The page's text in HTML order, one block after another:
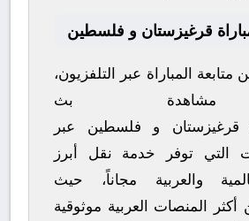
قرغيزستان و فلسطين
المباراة عبر التلفزيون،
مشاهدة بث
قرغيزستان و فلسطين عبر
التي توفر خدمة نقل أبرز
والعربية مجاناً، حيث
أكثر المنصات العربية موثوقية